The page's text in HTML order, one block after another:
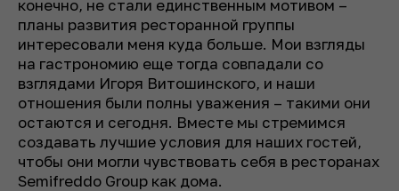
конечно, не стали единственным мотивом –
планы развития ресторанной группы
интересовали меня куда больше. Мои взгляды
на гастрономию еще тогда совпадали со
взглядами Игоря Витошинского, и наши
отношения были полны уважения – такими они
остаются и сегодня. Вместе мы стремимся
создавать лучшие условия для наших гостей,
чтобы они могли чувствовать себя в ресторанах
Semifreddo Group как дома.